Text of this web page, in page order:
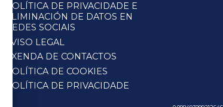
POLÍTICA DE PRIVACIDADE E
ELIMINACIÓN DE DATOS EN
REDES SOCIAIS
AVISO LEGAL
AXENDA DE CONTACTOS
POLÍTICA DE COOKIES
POLÍTICA DE PRIVACIDADE